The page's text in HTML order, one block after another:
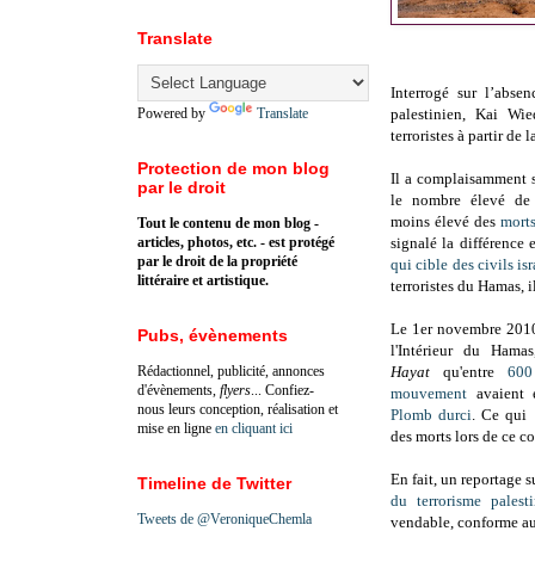
Interrogé sur
palestinien, Kai
terroristes à partir de
Il a complaisamment
le nombre élevé
moins élevé des
signalé la différence
qui cible des civils
terroristes du
Le 1er novembre
l'Intérieur du
Hayat qu'entre
mouvement
Plomb durci . Ce
des morts lors de ce
En fait, un reportage
du terrorisme
vendable, conforme
Translate
Powered by Translate
Protection de mon blog
par le droit
Tout le contenu de mon blog -
articles, photos, etc. - est protégé
par le droit de la propriété
littéraire et artistique.
Pubs, évènements
Rédactionnel, publicité, annonces
d'évènements, flyers ... Confiez-
nous leurs conception, réalisation et
mise en ligne en cliquant ici
Timeline de Twitter
Tweets de @VeroniqueChemla